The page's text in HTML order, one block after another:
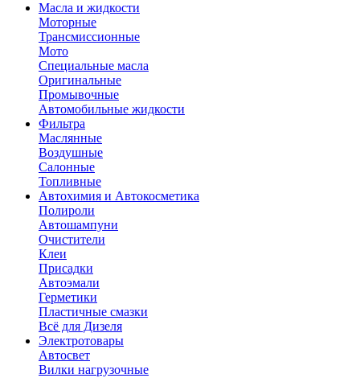
Масла и жидкости
Моторные
Трансмиссионные
Мото
Специальные масла
Оригинальные
Промывочные
Автомобильные жидкости
Фильтра
Маслянные
Воздушные
Салонные
Топливные
Автохимия и Автокосметика
Полироли
Автошампуни
Очистители
Клеи
Присадки
Автоэмали
Герметики
Пластичные смазки
Всё для Дизеля
Электротовары
Автосвет
Вилки нагрузочные